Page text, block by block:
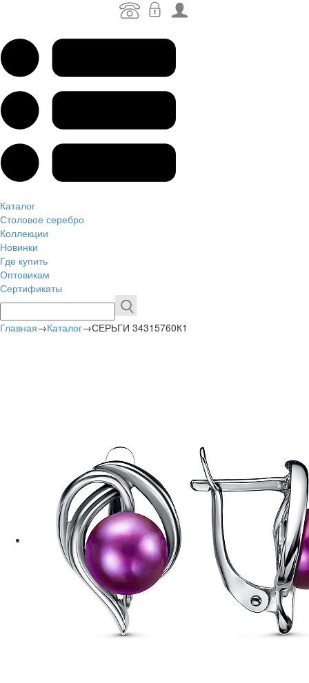
Каталог
Столовое серебро
Коллекции
Новинки
Где купить
Оптовикам
Сертификаты
Главная→Каталог→СЕРЬГИ 34315760К1